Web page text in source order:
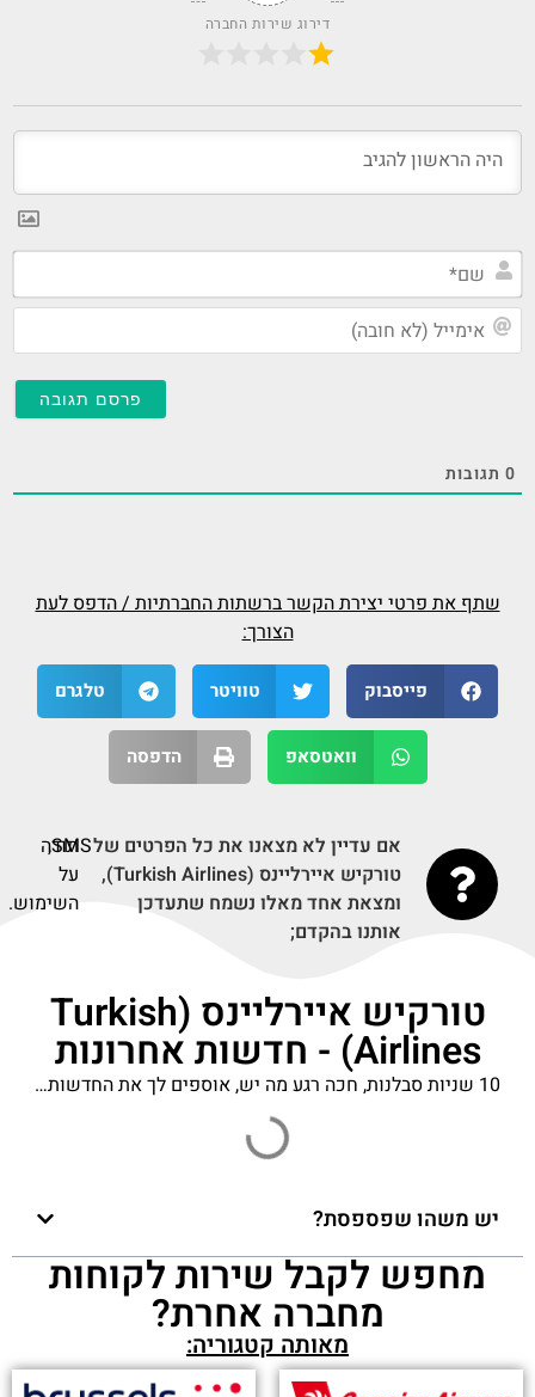
דירוג שירות החברה
0 תגובות
שתף את פרטי יצירת הקשר ברשתות החברתיות / הדפס לעת
הצורך:
פייסבוק טוויטר טלגרם
וואטסאפ הדפסה
אם עדיין לא מצאנו את כל הפרטים של
טורקיש איירליינס (Turkish Airlines),
ומצאת אחד מאלו נשמח שתעדכן
אותנו בהקדם;
SMS,
תודה
על
השימוש.
טורקיש איירליינס (Turkish
Airlines) - חדשות אחרונות
10 שניות סבלנות, חכה רגע מה יש, אוספים לך את החדשות…
יש משהו שפספסת?
מחפש לקבל שירות לקוחות
מחברה אחרת?
מאותה קטגוריה: